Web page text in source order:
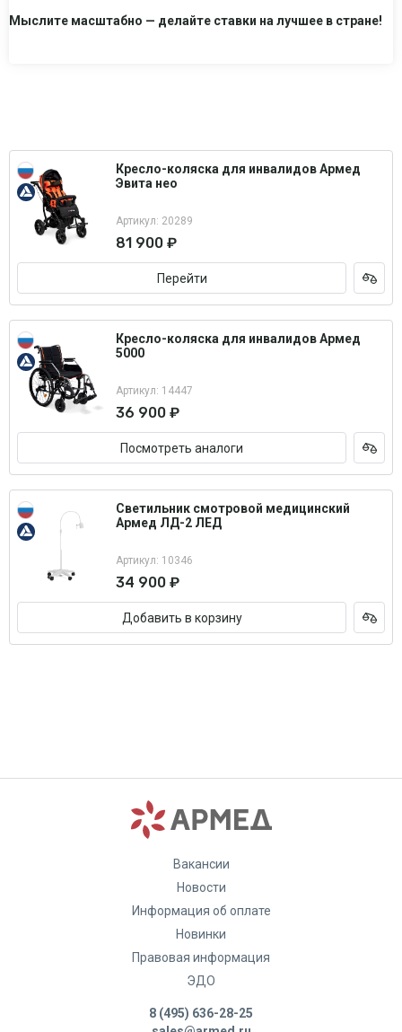
Мыслите масштабно — делайте ставки на лучшее в стране!
Кресло-коляска для инвалидов Армед
Эвита нео
Артикул: 20289
81 900 ₽
Перейти
Кресло-коляска для инвалидов Армед
5000
Артикул: 14447
36 900 ₽
Посмотреть аналоги
Светильник смотровой медицинский
Армед ЛД-2 ЛЕД
Артикул: 10346
34 900 ₽
Добавить в корзину
Вакансии
Новости
Информация об оплате
Новинки
Правовая информация
ЭДО
8 (495) 636-28-25